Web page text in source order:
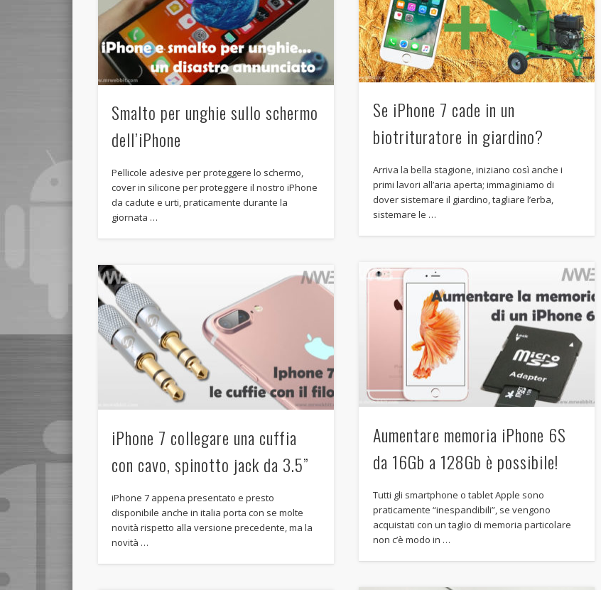
Se iPhone 7 cade in un
biotrituratore in giardino?
Arriva la bella stagione, iniziano così anche i
primi lavori all’aria aperta; immaginiamo di
dover sistemare il giardino, tagliare l’erba,
sistemare le …
Smalto per unghie sullo schermo
dell’iPhone
Pellicole adesive per proteggere lo schermo,
cover in silicone per proteggere il nostro iPhone
da cadute e urti, praticamente durante la
giornata …
Aumentare memoria iPhone 6S
da 16Gb a 128Gb è possibile!
Tutti gli smartphone o tablet Apple sono
praticamente “inespandibili”, se vengono
acquistati con un taglio di memoria particolare
non c’è modo in …
iPhone 7 collegare una cuffia
con cavo, spinotto jack da 3.5”
iPhone 7 appena presentato e presto
disponibile anche in italia porta con se molte
novità rispetto alla versione precedente, ma la
novità …